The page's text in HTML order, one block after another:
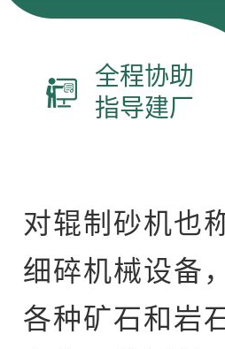
全程协助
指导建厂
对辊制砂机也
细碎机械设备
各种矿石和岩